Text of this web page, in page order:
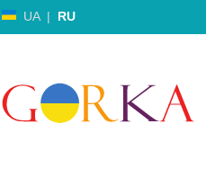
UA | RU